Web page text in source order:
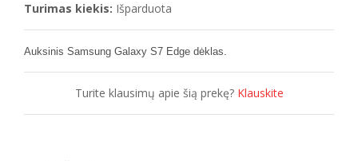
Turimas kiekis: Išparduota
Auksinis Samsung Galaxy S7 Edge dėklas.
Turite klausimų apie šią prekę? Klauskite